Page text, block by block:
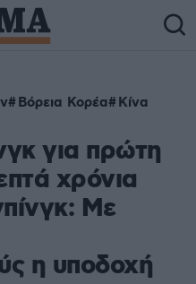
Βόρεια Κορέα Κίνα
για πρώτη
χρόνια
Με
η υποδοχή